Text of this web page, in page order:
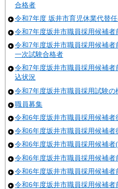
合格者
令和7年度 坂井市育児休業代替
令和7年度坂井市職員採用候補
令和7年度坂井市職員採用候補
一次試験合格者
令和7年度坂井市職員採用候補
込状況
令和7年度坂井市職員採用試験の
職員募集
令和6年度坂井市職員採用候補
令和6年度坂井市職員採用候補
令和6年度坂井市職員採用候補
令和6年度坂井市職員採用候補
令和6年度坂井市職員採用候補
令和6年度坂井市職員採用候補